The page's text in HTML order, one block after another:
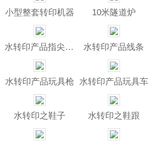
小型整套转印机器 10米隧道炉
水转印产品指尖陀螺 水转印产品线条
水转印产品玩具枪 水转印产品玩具车
水转印之鞋子 水转印之鞋跟